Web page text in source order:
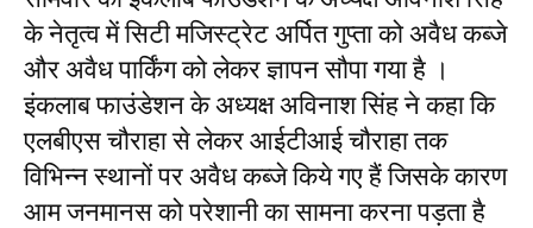
के नेतृत्व में सिटी मजिस्ट्रेट अर्पित गुप्ता को अवैध कब्जे
और अवैध पार्किंग को लेकर ज्ञापन सौपा गया है ।
इंकलाब फाउंडेशन के अध्यक्ष अविनाश सिंह ने कहा कि
एलबीएस चौराहा से लेकर आईटीआई चौराहा तक
विभिन्न स्थानों पर अवैध कब्जे किये गए हैं जिसके कारण
आम जनमानस को परेशानी का सामना करना पड़ता है